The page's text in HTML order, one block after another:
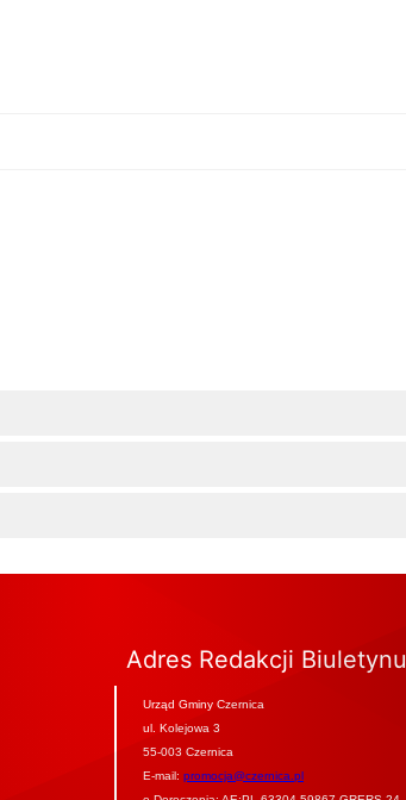
Adres Redakcji Biuletynu
Urząd Gminy Czernica
ul. Kolejowa 3
55-003 Czernica
E-mail: promocja@czernica.pl